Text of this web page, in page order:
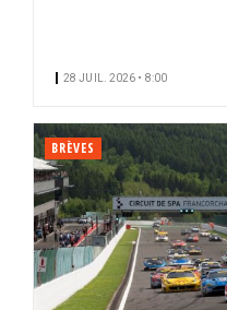
28 JUIL. 2026 • 8:00
BRÈVES